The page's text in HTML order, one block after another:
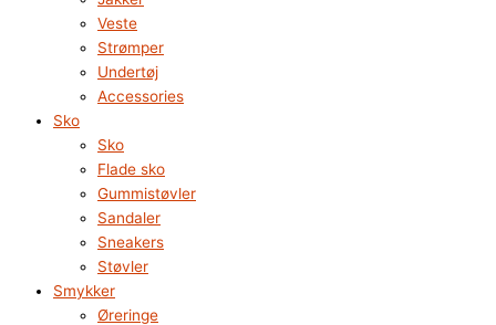
Veste
Strømper
Undertøj
Accessories
Sko
Sko
Flade sko
Gummistøvler
Sandaler
Sneakers
Støvler
Smykker
Øreringe